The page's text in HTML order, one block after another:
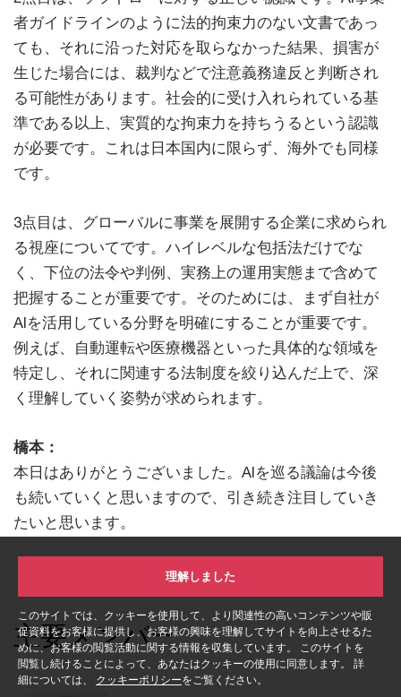
このサイトでは、クッキーを使用して、より関連性の高いコンテンツや販
促資料をお客様に提供し、お客様の興味を理解してサイトを向上させるた
めに、お客様の閲覧活動に関する情報を収集しています。 このサイトを
閲覧し続けることによって、あなたはクッキーの使用に同意します。 詳
細については、 クッキーポリシーをご覧ください。
理解しました
者ガイドラインのように法的拘束力のない文書であっ
ても、それに沿った対応を取らなかった結果、損害が
生じた場合には、裁判などで注意義務違反と判断され
る可能性があります。社会的に受け入れられている基
準である以上、実質的な拘束力を持ちうるという認識
が必要です。これは日本国内に限らず、海外でも同様
です。
3点目は、グローバルに事業を展開する企業に求められ
る視座についてです。ハイレベルな包括法だけでな
く、下位の法令や判例、実務上の運用実態まで含めて
把握することが重要です。そのためには、まず自社が
AIを活用している分野を明確にすることが重要です。
例えば、自動運転や医療機器といった具体的な領域を
特定し、それに関連する法制度を絞り込んだ上で、深
く理解していく姿勢が求められます。
橋本：
本日はありがとうございました。AIを巡る議論は今後
も続いていくと思いますので、引き続き注目していき
たいと思います。
主要メンバー